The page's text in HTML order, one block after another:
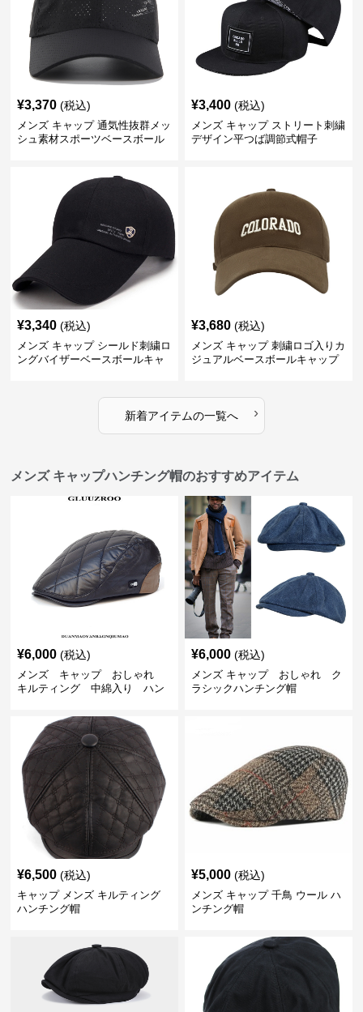
¥3,370 (税込)
メンズ キャップ 通気性抜群メッ
シュ素材スポーツベースボール
¥3,400 (税込)
メンズ キャップ ストリート刺繍
デザイン平つば調節式帽子
¥3,340 (税込)
メンズ キャップ シールド刺繍ロ
ングバイザーベースボールキャ
¥3,680 (税込)
メンズ キャップ 刺繍ロゴ入りカ
ジュアルベースボールキャップ
新着アイテムの一覧へ ›
メンズ キャップハンチング帽のおすすめアイテム
¥6,000 (税込)
メンズ キャップ おしゃれ
キルティング 中綿入り ハン
¥6,000 (税込)
メンズ キャップ おしゃれ ク
ラシックハンチング帽
¥6,500 (税込)
キャップ メンズ キルティング
ハンチング帽
¥5,000 (税込)
メンズ キャップ 千鳥 ウール ハ
ンチング帽